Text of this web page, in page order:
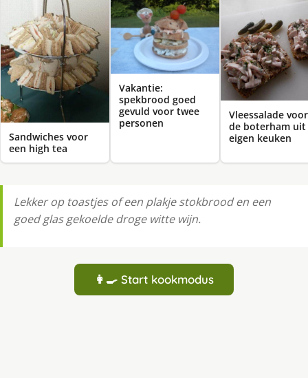
Sandwiches voor
een high tea
Vakantie:
spekbrood goed
gevuld voor twee
personen
Vleessalade voor
de boterham uit
eigen keuken
Lekker op toastjes of een plakje stokbrood en een
goed glas gekoelde droge witte wijn.
👩‍🍳 Start kookmodus